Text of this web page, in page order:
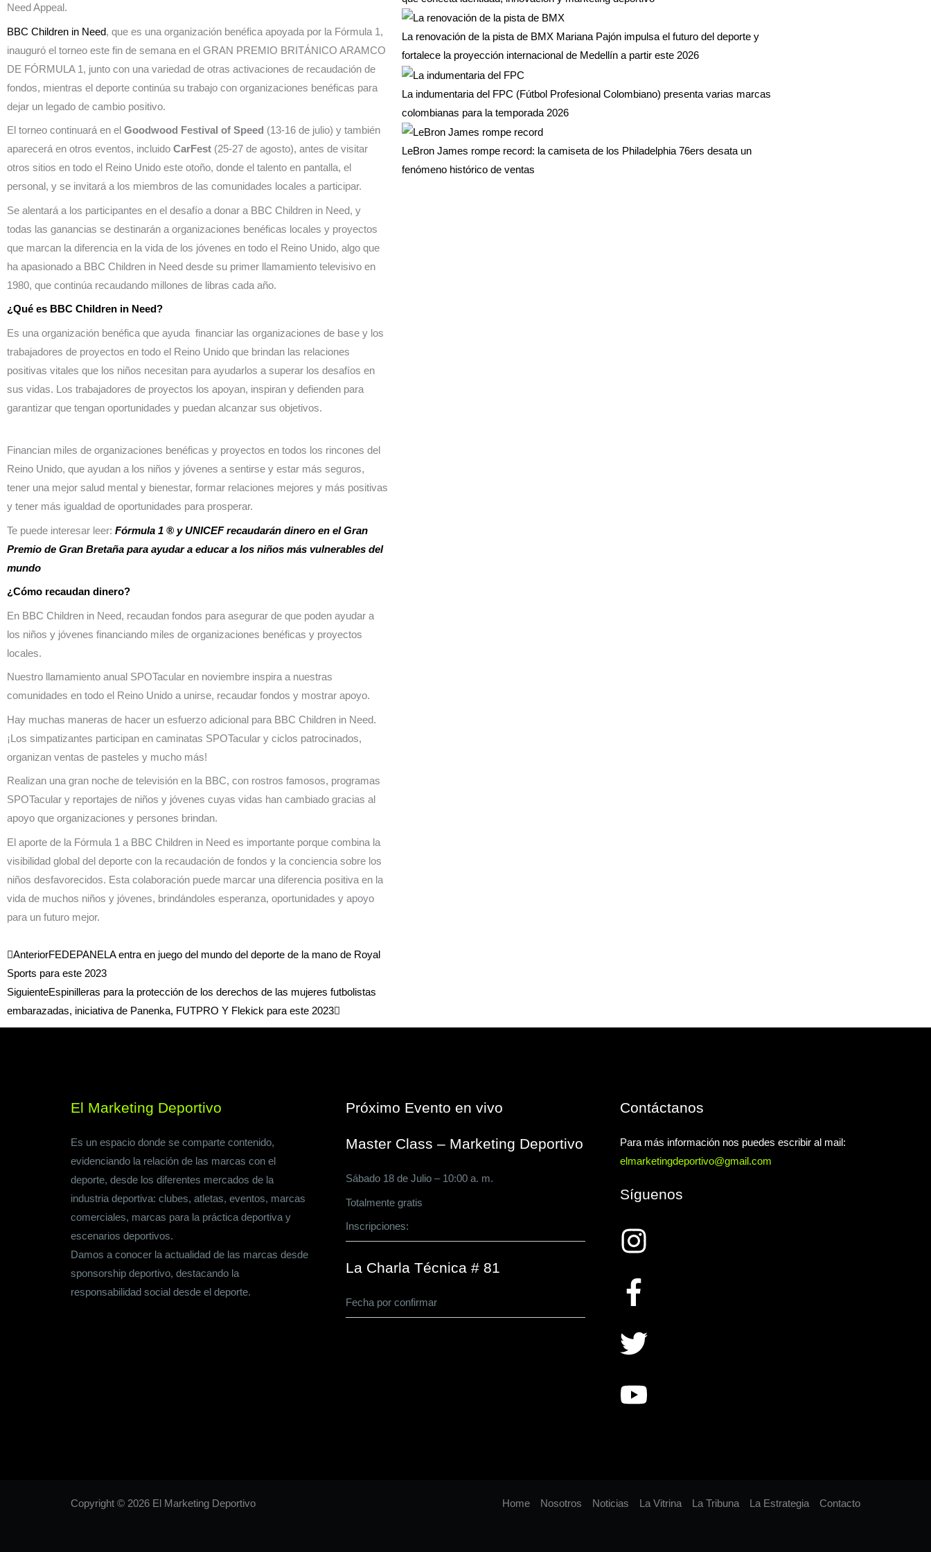
Need Appeal.
BBC Children in Need, que es una organización benéfica apoyada por la Fórmula 1,
inauguró el torneo este fin de semana en el GRAN PREMIO BRITÁNICO ARAMCO
DE FÓRMULA 1, junto con una variedad de otras activaciones de recaudación de
fondos, mientras el deporte continúa su trabajo con organizaciones benéficas para
dejar un legado de cambio positivo.
El torneo continuará en el Goodwood Festival of Speed ​​(13-16 de julio) y también
aparecerá en otros eventos, incluido CarFest (25-27 de agosto), antes de visitar
otros sitios en todo el Reino Unido este otoño, donde el talento en pantalla, el
personal, y se invitará a los miembros de las comunidades locales a participar.
Se alentará a los participantes en el desafío a donar a BBC Children in Need, y
todas las ganancias se destinarán a organizaciones benéficas locales y proyectos
que marcan la diferencia en la vida de los jóvenes en todo el Reino Unido, algo que
ha apasionado a BBC Children in Need desde su primer llamamiento televisivo en
1980, que continúa recaudando millones de libras cada año.
¿Qué es BBC Children in Need?
Es una organización benéfica que ayuda financiar las organizaciones de base y los
trabajadores de proyectos en todo el Reino Unido que brindan las relaciones
positivas vitales que los niños necesitan para ayudarlos a superar los desafíos en
sus vidas. Los trabajadores de proyectos los apoyan, inspiran y defienden para
garantizar que tengan oportunidades y puedan alcanzar sus objetivos.
Financian miles de organizaciones benéficas y proyectos en todos los rincones del
Reino Unido, que ayudan a los niños y jóvenes a sentirse y estar más seguros,
tener una mejor salud mental y bienestar, formar relaciones mejores y más positivas
y tener más igualdad de oportunidades para prosperar.
Te puede interesar leer: Fórmula 1 ® y UNICEF recaudarán dinero en el Gran
Premio de Gran Bretaña para ayudar a educar a los niños más vulnerables del
mundo
¿Cómo recaudan dinero?
En BBC Children in Need, recaudan fondos para asegurar de que poden ayudar a
los niños y jóvenes financiando miles de organizaciones benéficas y proyectos
locales.
Nuestro llamamiento anual SPOTacular en noviembre inspira a nuestras
comunidades en todo el Reino Unido a unirse, recaudar fondos y mostrar apoyo.
Hay muchas maneras de hacer un esfuerzo adicional para BBC Children in Need.
¡Los simpatizantes participan en caminatas SPOTacular y ciclos patrocinados,
organizan ventas de pasteles y mucho más!
Realizan una gran noche de televisión en la BBC, con rostros famosos, programas
SPOTacular y reportajes de niños y jóvenes cuyas vidas han cambiado gracias al
apoyo que organizaciones y persones brindan.
El aporte de la Fórmula 1 a BBC Children in Need es importante porque combina la
visibilidad global del deporte con la recaudación de fondos y la conciencia sobre los
niños desfavorecidos. Esta colaboración puede marcar una diferencia positiva en la
vida de muchos niños y jóvenes, brindándoles esperanza, oportunidades y apoyo
para un futuro mejor.
Ant
AnteriorFEDEPANELA entra en juego del mundo del deporte de la mano de Royal
Sports para este 2023
SiguienteEspinilleras para la protección de los derechos de las mujeres futbolistas
embarazadas, iniciativa de Panenka, FUTPRO Y Flekick para este 2023
Siguiente
La renovación de la pista de BMX Mariana Pajón impulsa el futuro del deporte y
fortalece la proyección internacional de Medellín a partir este 2026
La indumentaria del FPC (Fútbol Profesional Colombiano) presenta varias marcas
colombianas para la temporada 2026
LeBron James rompe record: la camiseta de los Philadelphia 76ers desata un
fenómeno histórico de ventas
El Marketing Deportivo
Es un espacio donde se comparte contenido,
evidenciando la relación de las marcas con el
deporte, desde los diferentes mercados de la
industria deportiva: clubes, atletas, eventos, marcas
comerciales, marcas para la práctica deportiva y
escenarios deportivos.
Damos a conocer la actualidad de las marcas desde
sponsorship deportivo, destacando la
responsabilidad social desde el deporte.
Próximo Evento en vivo
Master Class – Marketing Deportivo
Sábado 18 de Julio – 10:00 a. m.
Totalmente gratis
Inscripciones:
La Charla Técnica # 81
Fecha por confirmar
Contáctanos
Para más información nos puedes escribir al mail:
elmarketingdeportivo@gmail.com
Síguenos
Copyright © 2026 El Marketing Deportivo Home Nosotros Noticias La Vitrina La Tribuna La Estrategia Contacto